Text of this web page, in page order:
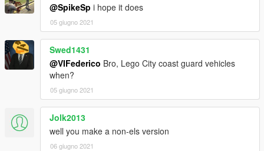
@SpikeSp i hope it does
05 giugno 2021
Swed1431
@VIFederico Bro, Lego City coast guard vehicles
when?
05 giugno 2021
Jolk2013
well you make a non-els version
06 giugno 2021